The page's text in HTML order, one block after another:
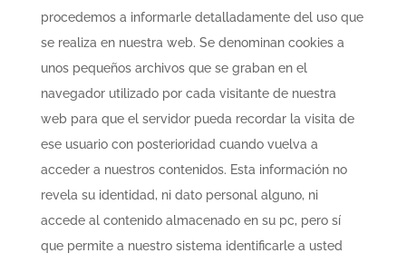
procedemos a informarle detalladamente del uso que
se realiza en nuestra web. Se denominan cookies a
unos pequeños archivos que se graban en el
navegador utilizado por cada visitante de nuestra
web para que el servidor pueda recordar la visita de
ese usuario con posterioridad cuando vuelva a
acceder a nuestros contenidos. Esta información no
revela su identidad, ni dato personal alguno, ni
accede al contenido almacenado en su pc, pero sí
que permite a nuestro sistema identificarle a usted